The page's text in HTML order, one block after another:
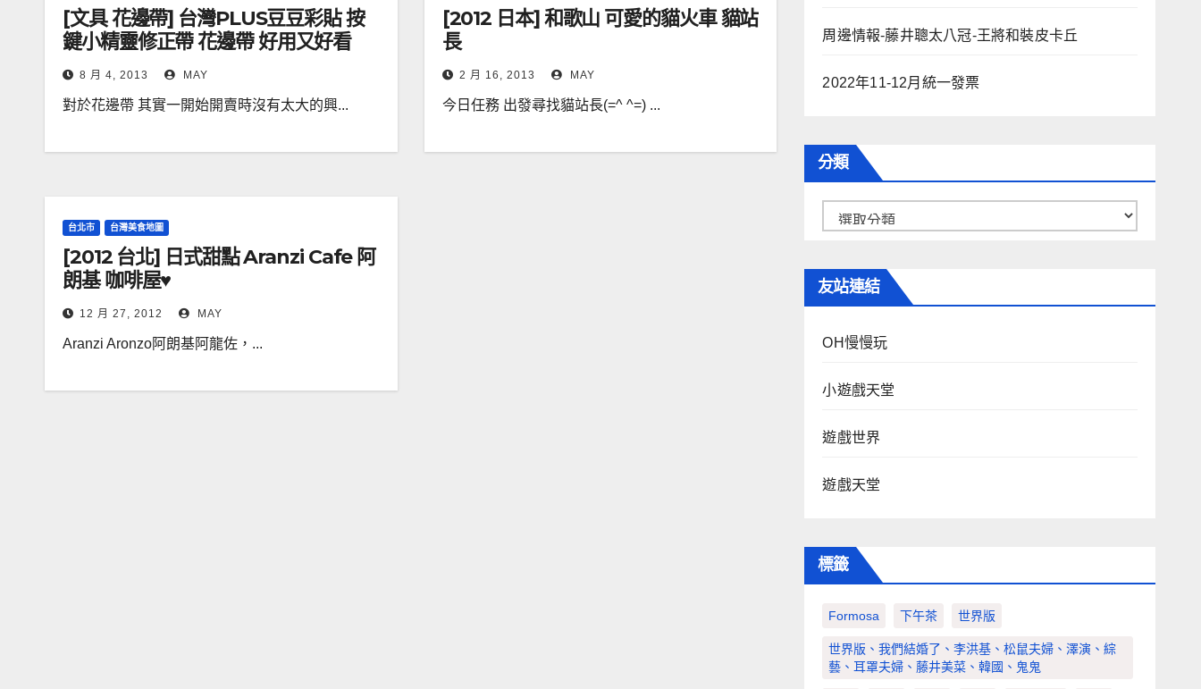
[文具 花邊帶] 台灣PLUS豆豆彩貼 按
鍵小精靈修正帶 花邊帶 好用又好看
8 月 4, 2013 MAY
對於花邊帶 其實一開始開賣時沒有太大的興...
[2012 日本] 和歌山 可愛的貓火車 貓站
長
2 月 16, 2013 MAY
今日任務 出發尋找貓站長(=^ ^=) ...
台北市 台灣美食地圖
[2012 台北] 日式甜點 Aranzi Cafe 阿
朗基 咖啡屋♥
12 月 27, 2012 MAY
Aranzi Aronzo阿朗基阿龍佐，...
周邊情報-藤井聰太八冠-王將和裝皮卡丘
2022年11-12月統一發票
分類
友站連結
OH慢慢玩
小遊戲天堂
遊戲世界
遊戲天堂
標籤
Formosa 下午茶 世界版
世界版、我們結婚了、李洪基、松鼠夫婦、澤演、綜
藝、耳罩夫婦、藤井美菜、韓國、鬼鬼